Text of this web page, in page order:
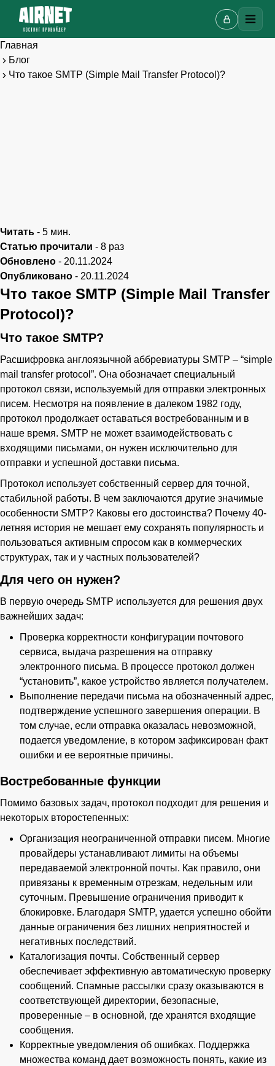
Главная
Блог
Что такое SMTP (Simple Mail Transfer Protocol)?
Читать - 5 мин.
Статью прочитали - 8 раз
Обновлено - 20.11.2024
Опубликовано - 20.11.2024
Что такое SMTP (Simple Mail Transfer
Protocol)?
Что такое SMTP?
Расшифровка англоязычной аббревиатуры SMTP – “simple
mail transfer protocol”. Она обозначает специальный
протокол связи, используемый для отправки электронных
писем. Несмотря на появление в далеком 1982 году,
протокол продолжает оставаться востребованным и в
наше время. SMTP не может взаимодействовать с
входящими письмами, он нужен исключительно для
отправки и успешной доставки письма.
Протокол использует собственный сервер для точной,
стабильной работы. В чем заключаются другие значимые
особенности SMTP? Каковы его достоинства? Почему 40-
летняя история не мешает ему сохранять популярность и
пользоваться активным спросом как в коммерческих
структурах, так и у частных пользователей?
Для чего он нужен?
В первую очередь SMTP используется для решения двух
важнейших задач:
Проверка корректности конфигурации почтового
сервиса, выдача разрешения на отправку
электронного письма. В процессе протокол должен
“установить”, какое устройство является получателем.
Выполнение передачи письма на обозначенный адрес,
подтверждение успешного завершения операции. В
том случае, если отправка оказалась невозможной,
подается уведомление, в котором зафиксирован факт
ошибки и ее вероятные причины.
Востребованные функции
Помимо базовых задач, протокол подходит для решения и
некоторых второстепенных:
Организация неограниченной отправки писем. Многие
провайдеры устанавливают лимиты на объемы
передаваемой электронной почты. Как правило, они
привязаны к временным отрезкам, недельным или
суточным. Превышение ограничения приводит к
блокировке. Благодаря SMTP, удается успешно обойти
данные ограничения без лишних неприятностей и
негативных последствий.
Каталогизация почты. Собственный сервер
обеспечивает эффективную автоматическую проверку
сообщений. Спамные рассылки сразу оказываются в
соответствующей директории, безопасные,
проверенные – в основной, где хранятся входящие
сообщения.
Корректные уведомления об ошибках. Поддержка
множества команд дает возможность понять, какие из
Онлайн-чат
Онлайн · отвечаем за несколько минут
Ваше имя